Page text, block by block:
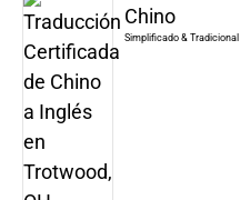
Chino
Simplificado & Tradicional